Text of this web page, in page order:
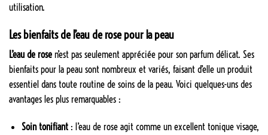
utilisation.
Les bienfaits de l’eau de rose pour la peau
L’eau de rose n’est pas seulement appréciée pour son parfum délicat. Ses
bienfaits pour la peau sont nombreux et variés, faisant d’elle un produit
essentiel dans toute routine de soins de la peau. Voici quelques-uns des
avantages les plus remarquables :
Soin tonifiant: l’eau de rose agit comme un excellent tonique visage,